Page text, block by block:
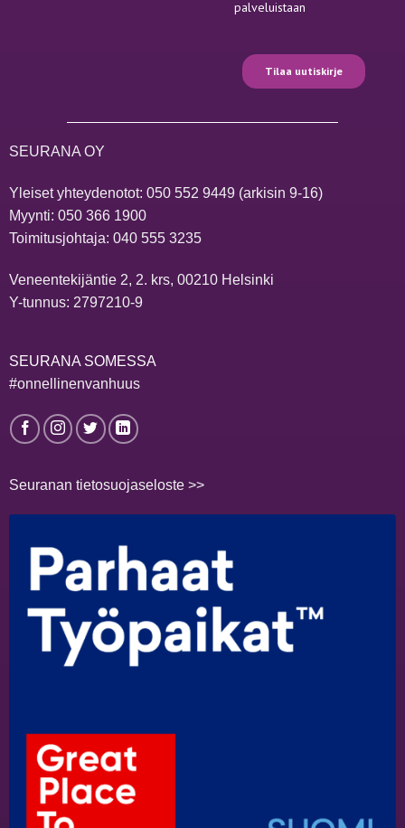
SEURANA OY
Yleiset yhteydenotot: 050 552 9449(arkisin 9-16)
Myynti: 050 366 1900
Toimitusjohtaja: 040 555 3235
Veneentekijäntie 2, 2. krs, 00210 Helsinki
Y-tunnus: 2797210-9
SEURANA SOMESSA
#onnellinenvanhuus
Seuranan tietosuojaseloste >>